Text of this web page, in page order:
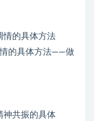
情的具体方法
的具体方法——做
神共振的具体